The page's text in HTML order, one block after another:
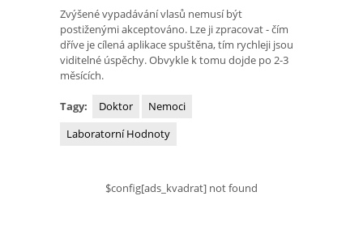
Zvýšené vypadávání vlasů nemusí být
postiženými akceptováno. Lze ji zpracovat - čím
dříve je cílená aplikace spuštěna, tím rychleji jsou
viditelné úspěchy. Obvykle k tomu dojde po 2-3
měsících.
Tagy: Doktor
Nemoci
Laboratorní Hodnoty
$config[ads_kvadrat] not found